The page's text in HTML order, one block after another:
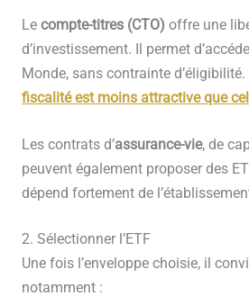
Le compte-titres (CTO) offre une
d’investissement. Il permet
Monde, sans contrainte
fiscalité est moins attractive que
Les contrats d’assurance-vie, de
peuvent également proposer des
dépend fortement de
2. Sélectionner l’ETF
Une fois l’enveloppe choisie, il
notamment :